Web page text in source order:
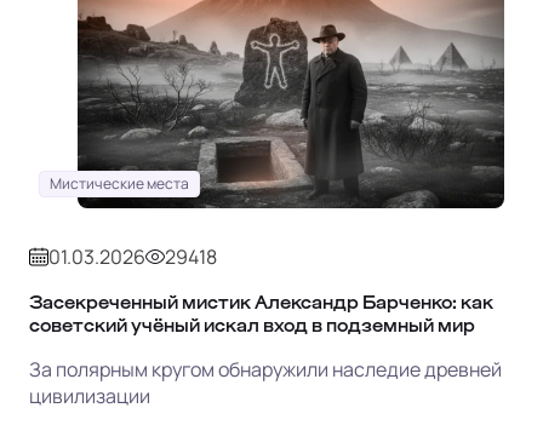
Мистические места
01.03.2026 29418
Засекреченный мистик Александр Барченко: как
советский учёный искал вход в подземный мир
За полярным кругом обнаружили наследие древней
цивилизации